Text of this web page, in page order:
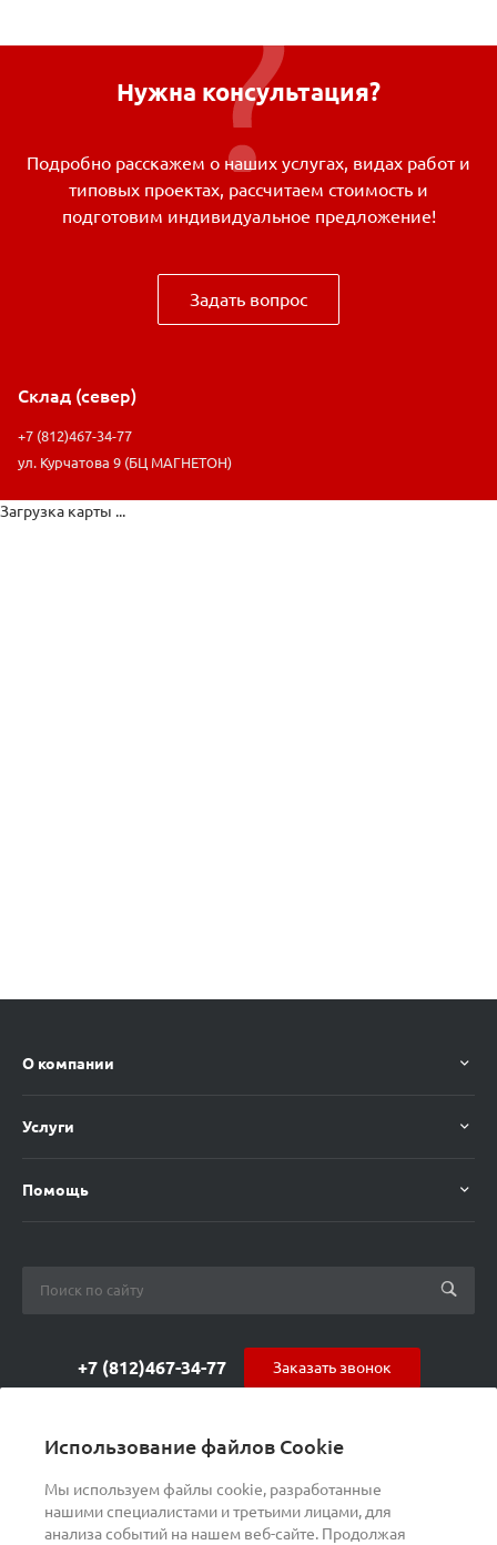
Использование файлов Cookie
Мы используем файлы cookie, разработанные
нашими специалистами и третьими лицами, для
анализа событий на нашем веб-сайте. Продолжая
Нужна консультация?
Подробно расскажем о наших услугах, видах работ и
типовых проектах, рассчитаем стоимость и
подготовим индивидуальное предложение!
Задать вопрос
Склад (север)
+7 (812)467-34-77
ул. Курчатова 9 (БЦ МАГНЕТОН)
Загрузка карты ...
О компании
Услуги
Помощь
+7 (812)467-34-77
ул. Курчатова 9 (БЦ МАГНЕТОН)
Заказать звонок